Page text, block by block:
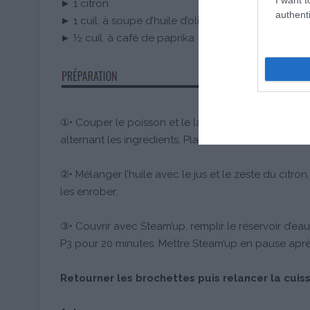
► 1 citron
► 1 cuil. à soupe d’huile d’olive
► ½ cuil. à café de paprika
①• Couper le poisson et le lard en dés et les
alternant les ingrédients. Placer les brochettes
②• Mélanger l’huile avec le jus et le zeste du
les enrober.
③• Couvrir avec Steam’up, remplir le réservoir
P3 pour 20 minutes. Mettre Steam’up en pause
Retourner les brochettes puis relancer la